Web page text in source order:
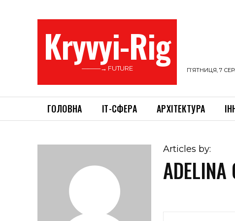
Kryvyi-Rig
———→ FUTURE П’ЯТНИЦЯ, 7
ГОЛОВНА ІТ-СФЕРА АРХІТЕКТУРА
Articles by:
ADELINA